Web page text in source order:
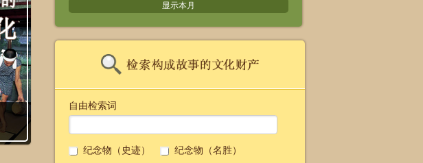
显示本月
自由检索词
纪念物（史迹）
纪念物（名胜）